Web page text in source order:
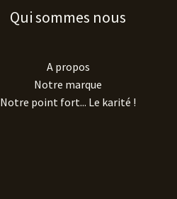
Qui sommes nous
A propos
Notre marque
Notre point fort... Le karité !